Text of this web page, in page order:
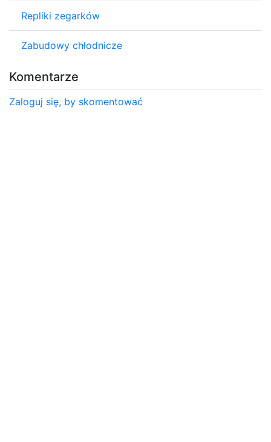
Repliki zegarków
Zabudowy chłodnicze
Komentarze
Zaloguj się, by skomentować